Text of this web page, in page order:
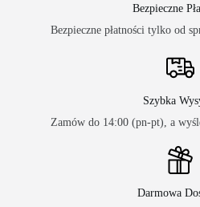
Bezpieczne
Bezpieczne płatności tylko od
Szybka
Zamów do 14:00 (pn-pt), a
Darmowa